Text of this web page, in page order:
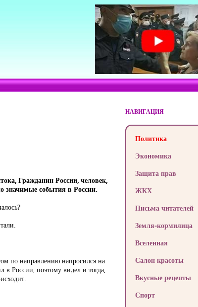
Гражданин России, человек,
значимые события в России.
по направлению напросился на
России, поэтому видел и тогда,
НАВИГАЦИЯ
Политика
Экономика
Защита прав
ЖКХ
Письма читателей
Земля-кормилица
Вселенная
Салон красоты
Вкусные рецепты
Спорт